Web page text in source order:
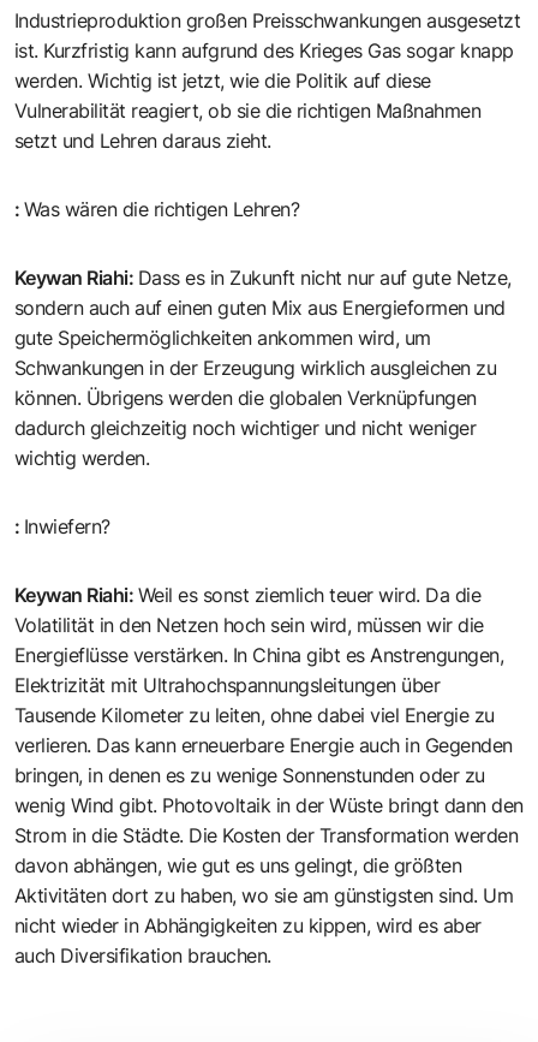
Industrieproduktion großen Preisschwankungen ausgesetzt
ist. Kurzfristig kann aufgrund des Krieges Gas sogar knapp
werden. Wichtig ist jetzt, wie die Politik auf diese
Vulnerabilität reagiert, ob sie die richtigen Maßnahmen
setzt und Lehren daraus zieht.
: Was wären die richtigen Lehren?
Keywan Riahi: Dass es in Zukunft nicht nur auf gute Netze,
sondern auch auf einen guten Mix aus Energieformen und
gute Speichermöglichkeiten ankommen wird, um
Schwankungen in der Erzeugung wirklich ausgleichen zu
können. Übrigens werden die globalen Verknüpfungen
dadurch gleichzeitig noch wichtiger und nicht weniger
wichtig werden.
: Inwiefern?
Keywan Riahi: Weil es sonst ziemlich teuer wird. Da die
Volatilität in den Netzen hoch sein wird, müssen wir die
Energieflüsse verstärken. In China gibt es Anstrengungen,
Elektrizität mit Ultrahochspannungsleitungen über
Tausende Kilometer zu leiten, ohne dabei viel Energie zu
verlieren. Das kann erneuerbare Energie auch in Gegenden
bringen, in denen es zu wenige Sonnenstunden oder zu
wenig Wind gibt. Photovoltaik in der Wüste bringt dann den
Strom in die Städte. Die Kosten der Transformation werden
davon abhängen, wie gut es uns gelingt, die größten
Aktivitäten dort zu haben, wo sie am günstigsten sind. Um
nicht wieder in Abhängigkeiten zu kippen, wird es aber
auch Diversifikation brauchen.